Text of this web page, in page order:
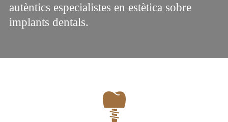
autèntics especialistes en estètica sobre
implants dentals.